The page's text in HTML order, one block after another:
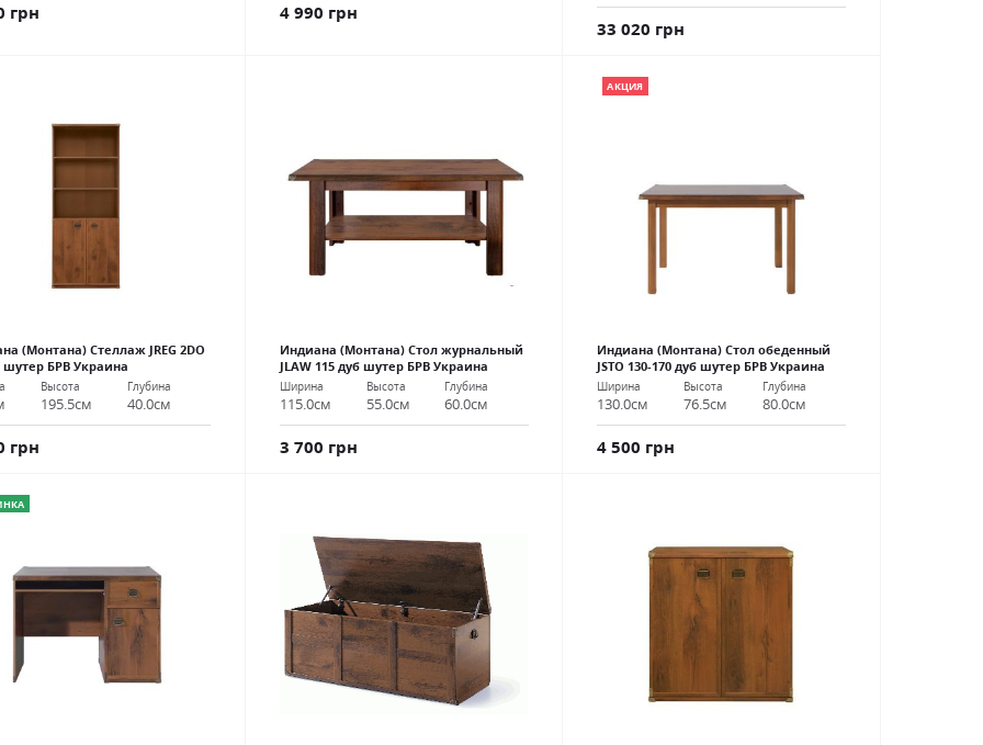
грн 4 990 грн
33 020 грн
(Монтана) Стеллаж JREG 2DO
шутер БРВ Украина
Высота
195.5см
Глубина
40.0см
грн
Индиана (Монтана) Стол журнальный
JLAW 115 дуб шутер БРВ Украина
Ширина
115.0см
Высота
55.0см
Глубина
60.0см
3 700 грн
АКЦИЯ
Индиана (Монтана) Стол обеденный
JSTO 130-170 дуб шутер БРВ Украина
Ширина
130.0см
Высота
76.5см
Глубина
80.0см
4 500 грн